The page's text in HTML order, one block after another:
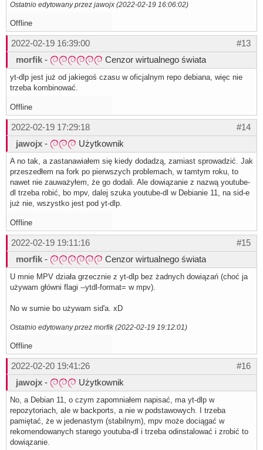
Ostatnio edytowany przez jawojx (2022-02-19 16:06:02)
Offline
#13
2022-02-19 16:39:00
morfik - Cenzor wirtualnego świata
yt-dlp jest już od jakiegoś czasu w oficjalnym repo debiana, więc nie
trzeba kombinować.
Offline
#14
2022-02-19 17:29:18
jawojx - Użytkownik
A no tak, a zastanawiałem się kiedy dodadzą, zamiast sprowadzić. Jak
przeszedłem na fork po pierwszych problemach, w tamtym roku, to
nawet nie zauważyłem, że go dodali. Ale dowiązanie z nazwą youtube-
dl trzeba robić, bo mpv, dalej szuka youtube-dl w Debianie 11, na sid-e
już nie, wszystko jest pod yt-dlp.
Offline
#15
2022-02-19 19:11:16
morfik - Cenzor wirtualnego świata
U mnie MPV działa grzecznie z yt-dlp bez żadnych dowiązań (choć ja
używam główni flagi --ytdl-format= w mpv).
No w sumie bo używam sid'a. xD
Ostatnio edytowany przez morfik (2022-02-19 19:12:01)
Offline
#16
2022-02-20 19:41:26
jawojx - Użytkownik
No, a Debian 11, o czym zapomniałem napisać, ma yt-dlp w
repozytoriach, ale w backports, a nie w podstawowych. I trzeba
pamiętać, że w jedenastym (stabilnym), mpv może dociągać w
rekomendowanych starego youtuba-dl i trzeba odinstalować i zrobić to
dowiązanie.